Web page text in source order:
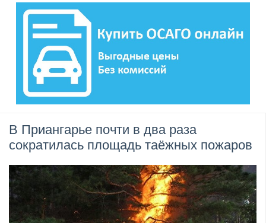
В Приангарье почти в два раза
сократилась площадь таёжных пожаров